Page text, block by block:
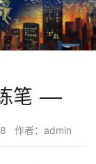
笔
作者：admin